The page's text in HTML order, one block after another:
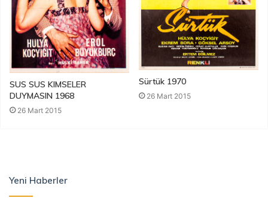
SUS SUS KIMSELER
DUYMASIN 1968
26 Mart 2015
Sürtük 1970
26 Mart 2015
Yeni Haberler